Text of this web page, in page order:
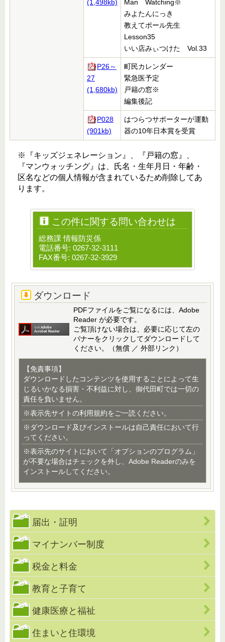
(1,498kb)
Man Watching※
みよたんにっき
教えてポール先生
Lesson35
いい店みぃつけた Vol.33
P26～
27
(1,680kb)
町民カレンダー
緊急医予定
戸籍の窓※
編集後記
P028
(901kb)
はつらつサポーターが運動
器の10年日本賞を受賞
※『キッズジェネレーション』、『戸籍の窓』、
『マンウォッチング』は、氏名・生年月日・年齢・
区名などの個人情報が含まれているため削除してあ
ります。
この件に関する問い合わせは
総務課 情報防災係
電話番号: 0267-32-3111
FAX番号: 0267-32-3929
ダウンロード
PDFファイルをご覧になるには、Adobe
Reader が必要です。
ご覧頂けない場合は、必要に応じて左の
バナーをクリックしてダウンロードして
ください。（無償 ／ 外部リンク）
【免責事項】
ダウンロードしたコンテンツを使用することによって生
じるいかなる損害・不利益に対し、御代田町では一切の
責任を負いません。
※表示先サイトの利用規約をご一読ください。
※ダウンロード及びインストールは自己責任において行
ってください。
※表示先のサイトにおいて「オプションのプログラム」
が不要な場合はチェックを外し、Adobe Readerのみを
インストールしてください。
届出・証明
マイナンバー制度
税金と料金
教育と子育て
健康医療と福祉
住まいと住環境